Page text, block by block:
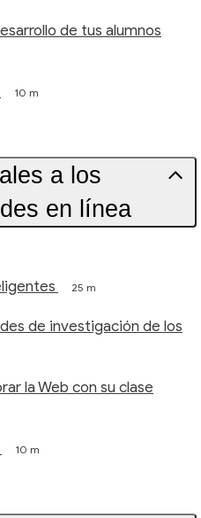
de tus alumnos
10 m
a los
en línea
25 m
de investigación de los
la Web con su clase
10 m